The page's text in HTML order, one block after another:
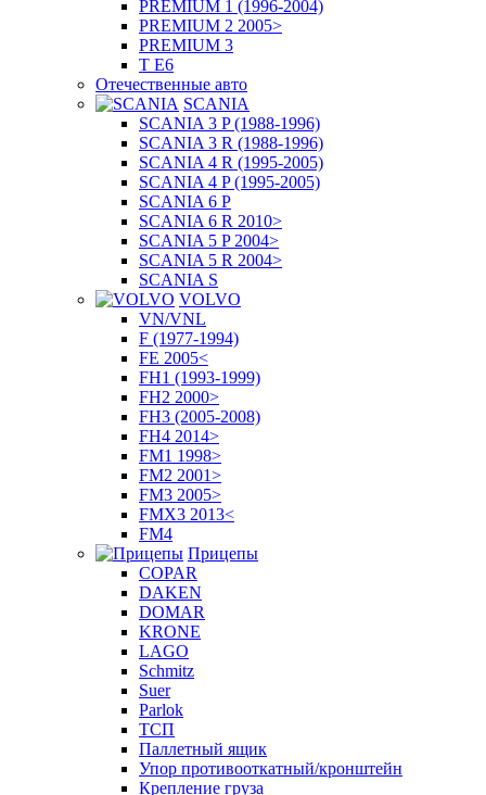
PREMIUM 1 (1996-2004)
PREMIUM 2 2005>
PREMIUM 3
T E6
Отечественные авто
SCANIA
SCANIA 3 P (1988-1996)
SCANIA 3 R (1988-1996)
SCANIA 4 R (1995-2005)
SCANIA 4 P (1995-2005)
SCANIA 6 P
SCANIA 6 R 2010>
SCANIA 5 P 2004>
SCANIA 5 R 2004>
SCANIA S
VOLVO
VN/VNL
F (1977-1994)
FE 2005<
FH1 (1993-1999)
FH2 2000>
FH3 (2005-2008)
FH4 2014>
FM1 1998>
FM2 2001>
FM3 2005>
FMX3 2013<
FM4
Прицепы
COPAR
DAKEN
DOMAR
KRONE
LAGO
Schmitz
Suer
Parlok
ТСП
Паллетный ящик
Упор противооткатный/кронштейн
Крепление груза